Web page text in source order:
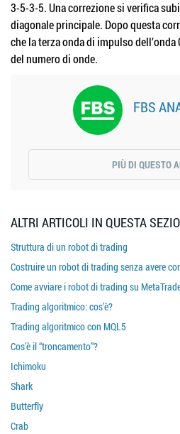
3-5-3-5. Una correzione si verifica
diagonale principale. Dopo questa
che la terza onda di impulso dell’onda
del numero di onde.
FBS
PIÙ DI QUESTO
ALTRI ARTICOLI IN QUESTA
Struttura di un robot di trading
Costruire un robot di trading senza avere
Come avviare i robot di trading su
Trading algoritmico: cos’è?
Trading algoritmico con MQL5
Cos’è il “troncamento”?
Ichimoku
Shark
Butterfly
Crab